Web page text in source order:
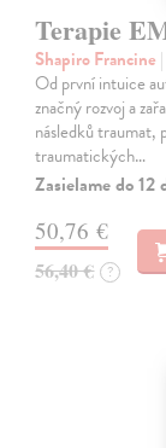
Terapie
Shapiro Francine
Od první intuice
značný rozvoj a
následků traumat,
traumatických…
Zasielame do 12
50,76 €
56,40 € ?